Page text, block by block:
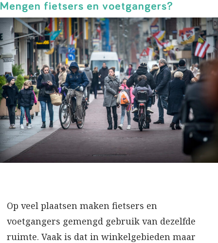
Mengen fietsers en voetgangers?
Op veel plaatsen maken fietsers en
voetgangers gemengd gebruik van dezelfde
ruimte. Vaak is dat in winkelgebieden maar